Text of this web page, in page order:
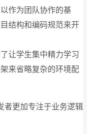
作为团队协作的基
结构和编码规范来开
让学生集中精力学习
来省略复杂的环境配
者更加专注于业务逻辑